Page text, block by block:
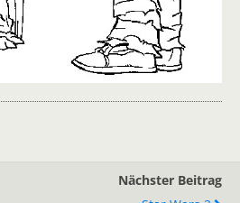
Nächster Beitrag